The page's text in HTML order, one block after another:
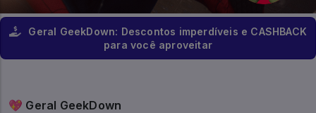
Geral GeekDown: Descontos imperdíveis e CASHBACK
para você aproveitar
💖 Geral GeekDown